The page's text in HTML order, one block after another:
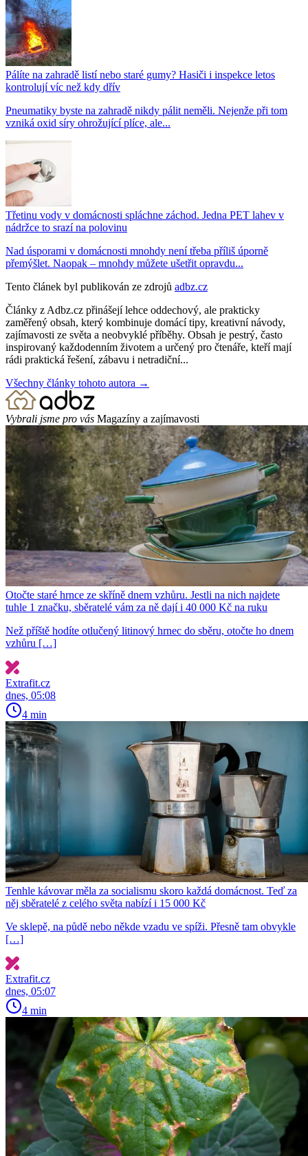
Pálíte na zahradě listí nebo staré gumy? Hasiči i inspekce letos
kontrolují víc než kdy dřív
Pneumatiky byste na zahradě nikdy pálit neměli. Nejenže při tom
vzniká oxid síry ohrožující plíce, ale...
Třetinu vody v domácnosti spláchne záchod. Jedna PET lahev v
nádržce to srazí na polovinu
Nad úsporami v domácnosti mnohdy není třeba příliš úporně
přemýšlet. Naopak – mnohdy můžete ušetřit opravdu...
Tento článek byl publikován ze zdrojů adbz.cz
Články z Adbz.cz přinášejí lehce oddechový, ale prakticky
zaměřený obsah, který kombinuje domácí tipy, kreativní návody,
zajímavosti ze světa a neobvyklé příběhy. Obsah je pestrý, často
inspirovaný každodenním životem a určený pro čtenáře, kteří mají
rádi praktická řešení, zábavu i netradiční...
Všechny články tohoto autora →
Vybrali jsme pro vás Magazíny a zajímavosti
Otočte staré hrnce ze skříně dnem vzhůru. Jestli na nich najdete
tuhle 1 značku, sběratelé vám za ně dají i 40 000 Kč na ruku
Než příště hodíte otlučený litinový hrnec do sběru, otočte ho dnem
vzhůru […]
Extrafit.cz
dnes, 05:08
4 min
Tenhle kávovar měla za socialismu skoro každá domácnost. Teď za
něj sběratelé z celého světa nabízí i 15 000 Kč
Ve sklepě, na půdě nebo někde vzadu ve spíži. Přesně tam obvykle
[…]
Extrafit.cz
dnes, 05:07
4 min